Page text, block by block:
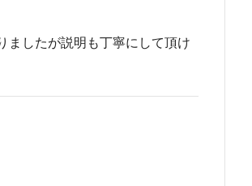
ましたが説明も丁寧にして頂け